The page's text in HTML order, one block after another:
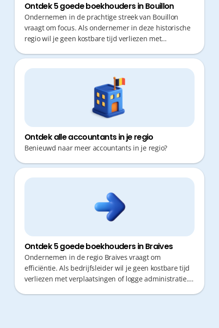
Ontdek 5 goede boekhouders in Bouillon
Ondernemen in de prachtige streek van Bouillon
vraagt om focus. Als ondernemer in deze historische
regio wil je geen kostbare tijd verliezen met
verplaatsingen door de Semoisvallei. Een boekhouder
vinden die niet alleen je cijfers beheert, maar ook
proactief meedenkt en snel reageert, is cruciaal voor
jouw groei. De juiste financiële partner biedt rust en
strategisch advies, zodat jij je kunt concentreren op
Ontdek alle accountants in je regio
Benieuwd naar meer accountants in je regio?
Ontdek 5 goede boekhouders in Braives
Ondernemen in de regio Braives vraagt om
efficiëntie. Als bedrijfsleider wil je geen kostbare tijd
verliezen met verplaatsingen of logge administratie.